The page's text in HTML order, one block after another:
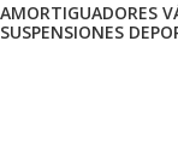
AMORTIGUADORES
SUSPENSIONES